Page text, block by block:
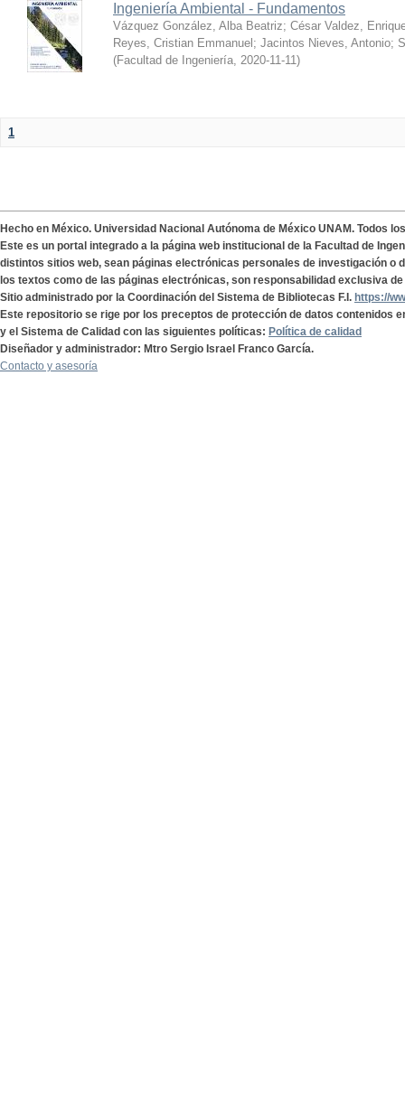
Ingeniería Ambiental - Fundamentos
Vázquez González, Alba Beatriz; César Valdez,
Reyes, Cristian Emmanuel ; Jacintos Nieves, Antonio;
(Facultad de Ingeniería, 2020-11-11)
1
Hecho en México. Universidad Nacional Autónoma de México UNAM. Todos
Este es un portal integrado a la página web institucional de la Facultad de
distintos sitios web, sean páginas electrónicas personales de investigación o
los textos como de las páginas electrónicas, son responsabilidad exclusiva
Sitio administrado por la Coordinación del Sistema de Bibliotecas F.I. https://
Este repositorio se rige por los preceptos de protección de datos contenidos
y el Sistema de Calidad con las siguientes políticas: Política de calidad
Diseñador y administrador: Mtro Sergio Israel Franco García.
Contacto y asesoría